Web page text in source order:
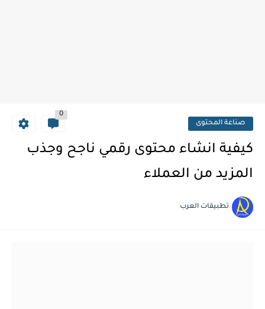
صناعة المحتوى
0
كيفية انشاء محتوى رقمي ناجح وجذب
المزيد من العملاء
تطبيقات العرب